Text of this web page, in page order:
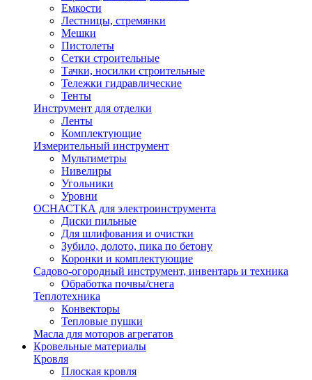
Емкости
Лестницы, стремянки
Мешки
Пистолеты
Сетки строительные
Тачки, носилки строительные
Тележки гидравлические
Тенты
Инструмент для отделки
Ленты
Комплектующие
Измерительный инструмент
Мультиметры
Нивелиры
Угольники
Уровни
ОСНАСТКА для электроинструмента
Диски пильные
Для шлифования и очистки
Зубило, долото, пика по бетону
Коронки и комплектующие
Садово-огородный инструмент, инвентарь и техника
Обработка почвы/снега
Теплотехника
Конвекторы
Тепловые пушки
Масла для моторов агрегатов
Кровельные материалы
Кровля
Плоская кровля